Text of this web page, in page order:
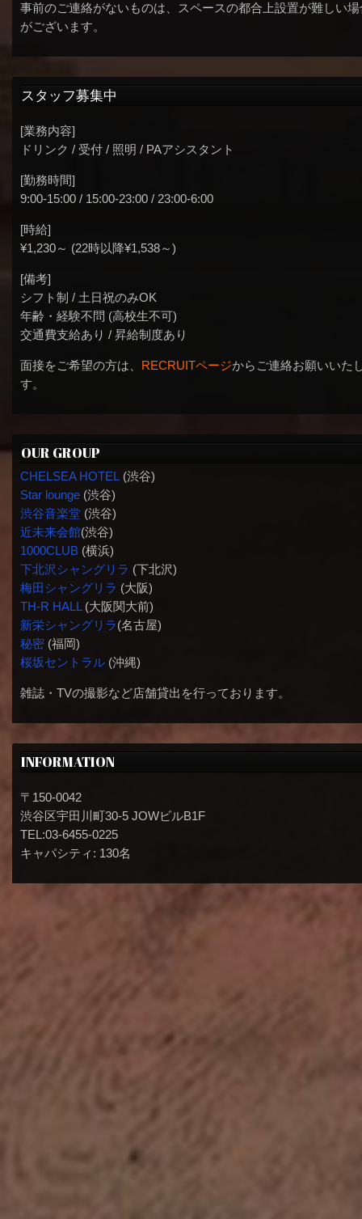
事前のご連絡がないものは、スペースの都合上設置が難しい場
がございます。
スタッフ募集中
[業務内容]
ドリンク / 受付 / 照明 / PAアシスタント
[勤務時間]
9:00-15:00 / 15:00-23:00 / 23:00-6:00
[時給]
¥1,230～ (22時以降¥1,538～)
[備考]
シフト制 / 土日祝のみOK
年齢・経験不問 (高校生不可)
交通費支給あり / 昇給制度あり
面接をご希望の方は、 RECRUITページからご連絡お願いいた
す。
OUR GROUP
CHELSEA HOTEL (渋谷)
Star lounge(渋谷)
渋谷音楽堂(渋谷)
近未来会館(渋谷)
1000CLUB(横浜)
下北沢シャングリラ (下北沢)
梅田シャングリラ (大阪)
TH-R HALL(大阪関大前)
新栄シャングリラ(名古屋)
秘密(福岡)
桜坂セントラル(沖縄)
雑誌・TVの撮影など店舗貸出を行っております。
INFORMATION
〒150-0042
渋谷区宇田川町30-5 JOWビルB1F
TEL:03-6455-0225
キャパシティ: 130名